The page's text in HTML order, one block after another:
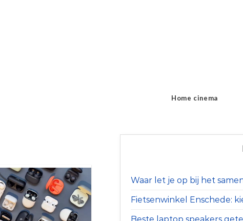
Home cinema
Waar let je op bij het
Fietsenwinkel Enschede: